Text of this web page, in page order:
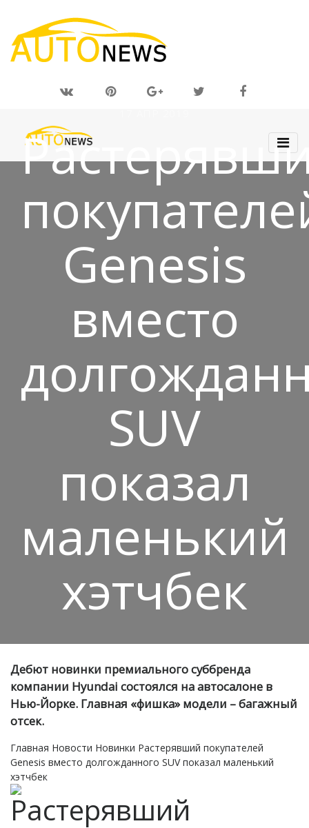
Genesis
вместо
SUV
показал
маленький
хэтчбек
Дебют новинки премиального суббренда
компании Hyundai состоялся на автосалоне в
Нью-Йорке. Главная «фишка» модели – багажный
отсек.
Главная Новости Новинки Растерявший покупателей
Genesis вместо долгожданного SUV показал маленький
хэтчбек
Растерявший